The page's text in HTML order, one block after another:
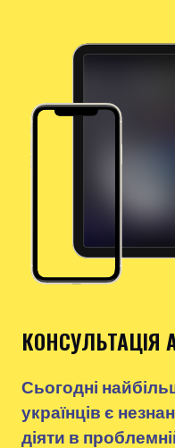
КОНСУЛЬТАЦІЯ
Сьогодні
українців є
діяти в